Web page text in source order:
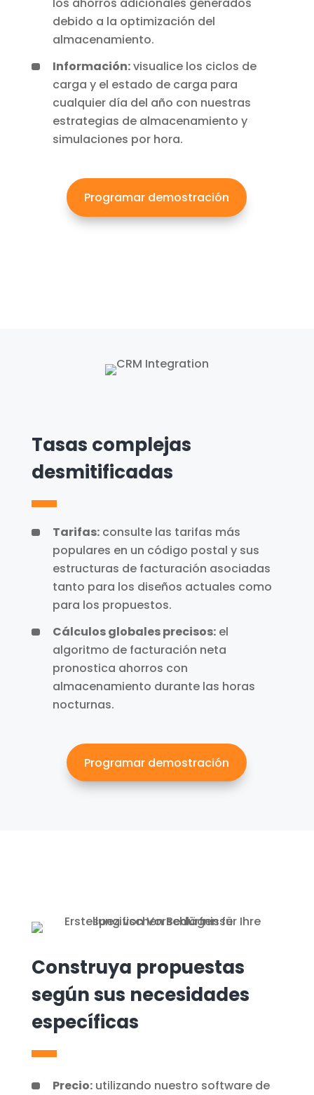
los ahorros adicionales generados
debido a la optimización del
almacenamiento.
Información:visualice los ciclos de
carga y el estado de carga para
cualquier día del año con nuestras
estrategias de almacenamiento y
simulaciones por hora.
Programar demostración
Tasas complejas
desmitificadas
Tarifas:consulte las tarifas más
populares en un código postal y sus
estructuras de facturación asociadas
tanto para los diseños actuales como
para los propuestos.
Cálculos globales precisos:el
algoritmo de facturación neta
pronostica ahorros con
almacenamiento durante las horas
nocturnas.
Programar demostración
Construya propuestas
según sus necesidades
específicas
Precio:utilizando nuestro software de